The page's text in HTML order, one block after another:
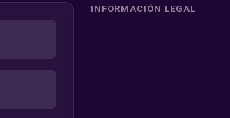
INFORMACIÓN LEGAL